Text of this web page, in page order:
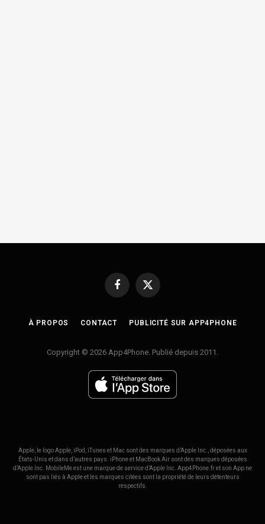
Facebook
X
À PROPOS CONTACT PUBLICITÉ SUR APP4PHONE
Copyright © 2026 App4Phone. Publié depuis 2011.
Apple, le logo Apple, iPod, iTunes et Mac sont des marques d’Apple Inc., déposées aux
États-Unis et dans d’autres pays. iPhone et MacBook Air sont des marques déposées
d’Apple Inc. MobileMe est une marque de service d’Apple Inc. App4Phone.fr et son App ne
sont pas liés à Apple et les marques citées sont la propriété de leurs détenteurs
respectifs.